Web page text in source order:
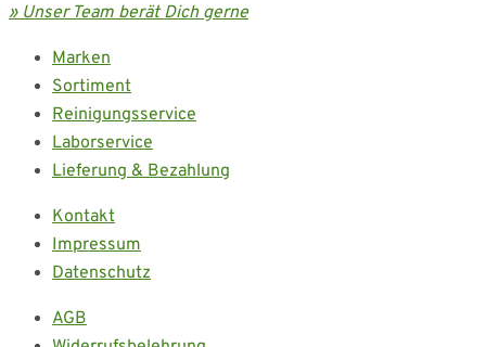
» Unser Team berät Dich gerne
Marken
Sortiment
Reinigungsservice
Laborservice
Lieferung & Bezahlung
Kontakt
Impressum
Datenschutz
AGB